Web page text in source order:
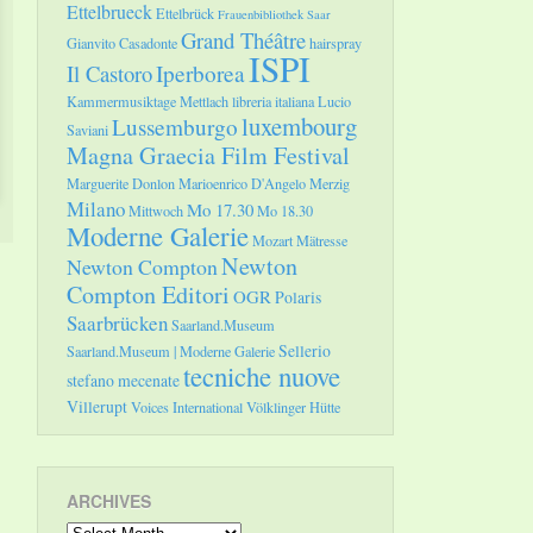
EttelbrueckEttelbrück Frauenbibliothek Saar
Gianvito CasadonteGrand Théâtrehairspray
Il CastoroIperboreaISPI
Kammermusiktage Mettlachlibreria italianaLucio
SavianiLussemburgoluxembourg
Magna Graecia Film Festival
Marguerite DonlonMarioenrico D'AngeloMerzig
MilanoMittwochMo 17.30Mo 18.30
Moderne GalerieMozartMätresse
Newton ComptonNewton
Compton Editori OGRPolaris
SaarbrückenSaarland.Museum
Saarland.Museum | Moderne GalerieSellerio
stefano mecenatetecniche nuove
VilleruptVoices InternationalVölklinger Hütte
ARCHIVES